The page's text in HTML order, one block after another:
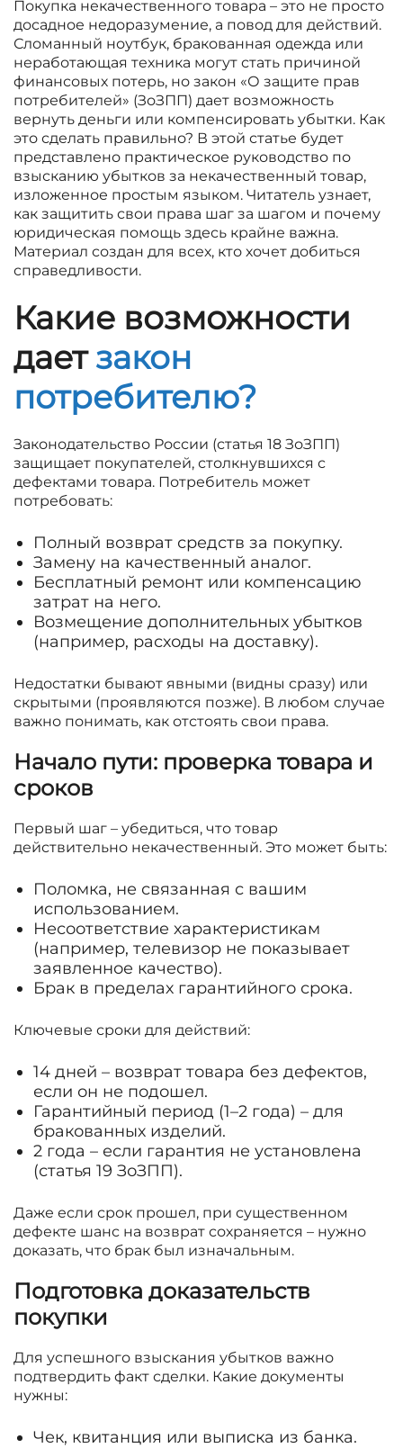
Покупка некачественного товара – это не просто
досадное недоразумение, а повод для действий.
Сломанный ноутбук, бракованная одежда или
неработающая техника могут стать причиной
финансовых потерь, но закон «О защите прав
потребителей» (ЗоЗПП) дает возможность
вернуть деньги или компенсировать убытки. Как
это сделать правильно? В этой статье будет
представлено практическое руководство по
взысканию убытков за некачественный товар,
изложенное простым языком. Читатель узнает,
как защитить свои права шаг за шагом и почему
юридическая помощь здесь крайне важна.
Материал создан для всех, кто хочет добиться
справедливости.
Какие возможности
даетзакон
потребителю?
Законодательство России (статья 18 ЗоЗПП)
защищает покупателей, столкнувшихся с
дефектами товара. Потребитель может
потребовать:
Полный возврат средств за покупку.
Замену на качественный аналог.
Бесплатный ремонт или компенсацию
затрат на него.
Возмещение дополнительных убытков
(например, расходы на доставку).
Недостатки бывают явными (видны сразу) или
скрытыми (проявляются позже). В любом случае
важно понимать, как отстоять свои права.
Начало пути: проверка товара и
сроков
Первый шаг – убедиться, что товар
действительно некачественный. Это может быть:
Поломка, не связанная с вашим
использованием.
Несоответствие характеристикам
(например, телевизор не показывает
заявленное качество).
Брак в пределах гарантийного срока.
Ключевые сроки для действий:
14 дней – возврат товара без дефектов,
если он не подошел.
Гарантийный период (1–2 года) – для
бракованных изделий.
2 года – если гарантия не установлена
(статья 19 ЗоЗПП).
Даже если срок прошел, при существенном
дефекте шанс на возврат сохраняется – нужно
доказать, что брак был изначальным.
Подготовка доказательств
покупки
Для успешного взыскания убытков важно
подтвердить факт сделки. Какие документы
нужны:
Чек, квитанция или выписка из банка.